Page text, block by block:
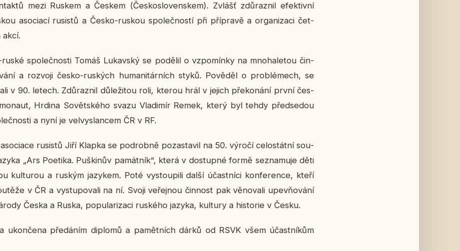
mezi Ruskem a Českem (Čes­ko­slo­ven­skem). Zvlášť zdů­raz­nil efek­tiv­ní
aso­ci­a­cí ru­sis­tů a Česko-ruskou spo­leč­nos­tí při pří­pra­vě a or­ga­ni­za­ci čet­
ruské spo­leč­nos­ti Tomáš Lu­kav­ský se po­dě­lil o vzpo­mín­ky na mno­ha­le­tou čin­
a roz­vo­ji česko-rus­kých hu­ma­ni­tár­ních styků. Po­vě­děl o pro­blé­mech, se
v 90. letech. Zdů­raz­nil dů­le­ži­tou roli, kterou hrál v jejich pře­ko­ná­ní první čes­
Hrdina So­vět­ské­ho svazu Vla­di­mír Remek, který byl tehdy před­se­dou
a nyní je vel­vy­slan­cem ČR v RF.
ru­sis­tů Jiří Klapka se po­drob­ně po­za­sta­vil na 50. výročí ce­lo­stát­ní sou­
„Ars Po­e­ti­ka. Puški­nův pa­mát­ník“, která v do­stup­né formě se­zna­mu­je děti
kul­tu­rou a ruským ja­zy­kem. Poté vy­stou­pi­li další účast­ní­ci kon­fe­ren­ce, kteří
v ČR a vy­stu­po­va­li na ní. Svoji ve­řej­nou čin­nost pak vě­no­va­li upev­ňo­vá­ní
Česka a Ruska, po­pu­la­ri­za­ci rus­ké­ho jazyka, kul­tu­ry a his­to­rie v Česku.
ukon­če­na pře­dá­ním di­plo­mů a pa­mět­ních dárků od RSVK všem účast­ní­kům